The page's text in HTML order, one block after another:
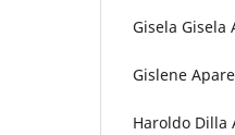
Gisela Gisela
Gislene
Haroldo Dilla